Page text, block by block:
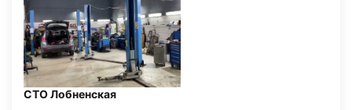
СТО Лобненская